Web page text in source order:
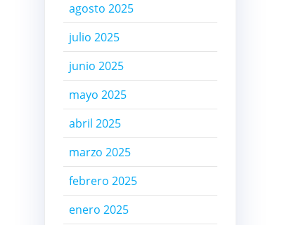
agosto 2025
julio 2025
junio 2025
mayo 2025
abril 2025
marzo 2025
febrero 2025
enero 2025